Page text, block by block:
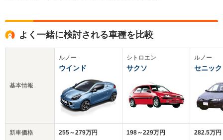
よく一緒に検討される車種を比較
基本情報
新車価格
ルノー
ウインド
255～279万円
シトロエン
サクソ
198～229万円
ルノー
セニック
282.5万円